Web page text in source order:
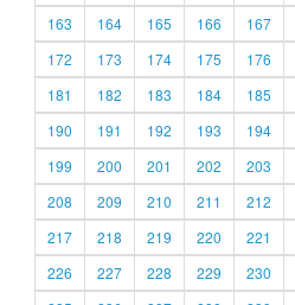
163
164 165 166 167
172
173 174 175 176
181
182 183 184 185
190
191 192 193 194
199
200 201 202 203
208
209 210 211 212
217
218 219 220 221
226
227 228 229 230